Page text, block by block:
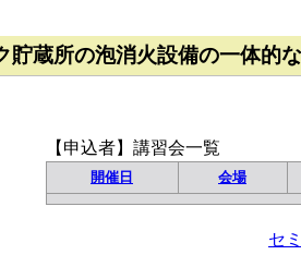
貯蔵所の泡消火設備の一体的
【申込者】講習会一覧
開催日 会場
セ